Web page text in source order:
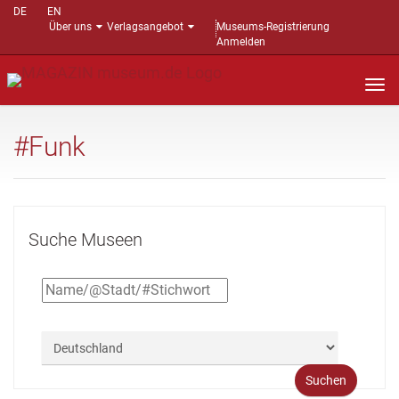
DE
EN
Über uns
Verlagsangebot
Museums-Registrierung
Anmelden
#Funk
Suche Museen